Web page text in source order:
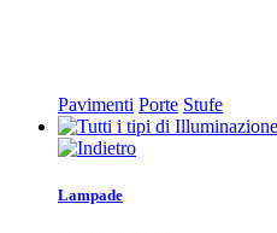
Pavimenti Porte Stufe
Lampade